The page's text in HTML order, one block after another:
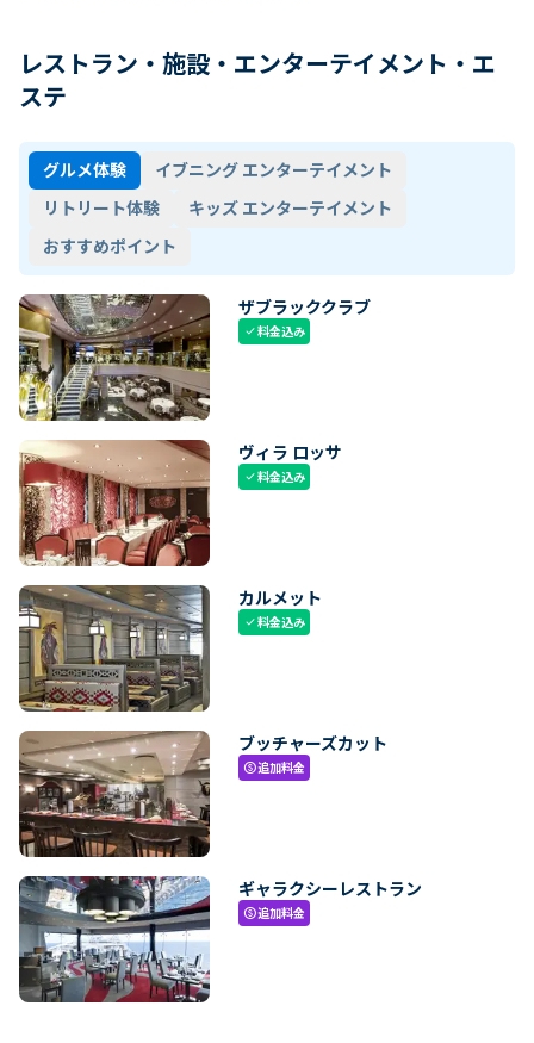
レストラン・施設・エンターテイメント・エ
ステ
グルメ体験
イブニング エンターテイメント
リトリート体験
キッズ エンターテイメント
おすすめポイント
ザブラッククラブ
check料金込み
ヴィラ ロッサ
check料金込み
カルメット
check料金込み
ブッチャーズカット
paid追加料金
ギャラクシーレストラン
paid追加料金